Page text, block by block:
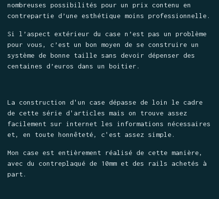
nombreuses possibilités pour un prix contenu en
contrepartie d’une esthétique moins professionnelle.
Si l’aspect extérieur du case n’est pas un problème
pour vous, c’est un bon moyen de se construire un
système de bonne taille sans devoir dépenser des
centaines d’euros dans un boitier.
La construction d'un case dépasse de loin le cadre
de cette série d'articles mais on trouve assez
facilement sur internet les informations nécessaires
et, en toute honnêteté, c'est assez simple.
Mon case est entièrement réalisé de cette manière,
avec du contreplaqué de 10mm et des rails achetés à
part.